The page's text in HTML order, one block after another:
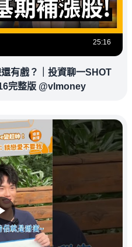
25:16
有戲？｜投資聊一SHOT
完整版 @vlmoney